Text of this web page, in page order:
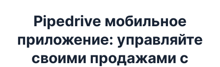
Pipedrive мобильное
приложение: управляйте
своими продажами с